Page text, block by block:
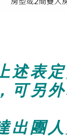
表
可另
出團